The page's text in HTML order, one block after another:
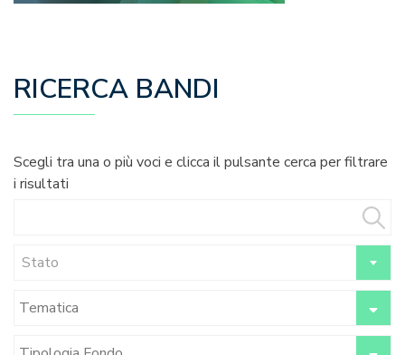
RICERCA BANDI
Scegli tra una o più voci e clicca il pulsante cerca per filtrare
i risultati
Stato